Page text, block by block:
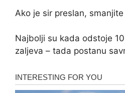
Ako je sir preslan,
Najbolji su kada odstoje
zaljeva – tada postanu